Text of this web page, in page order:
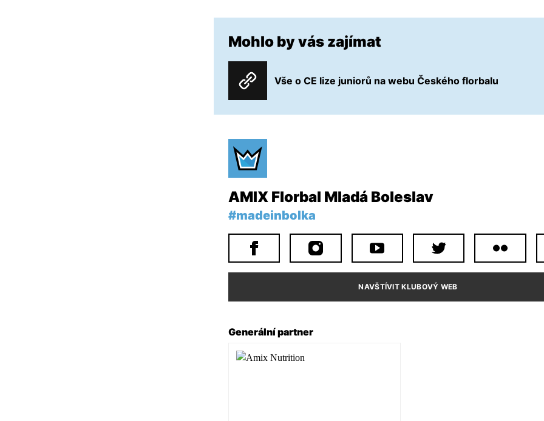
Mohlo by vás zajímat
Vše o CE lize juniorů na webu Českého florbalu
AMIX Florbal Mladá Boleslav
#madeinbolka
NAVŠTÍVIT KLUBOVÝ WEB
Generální partner